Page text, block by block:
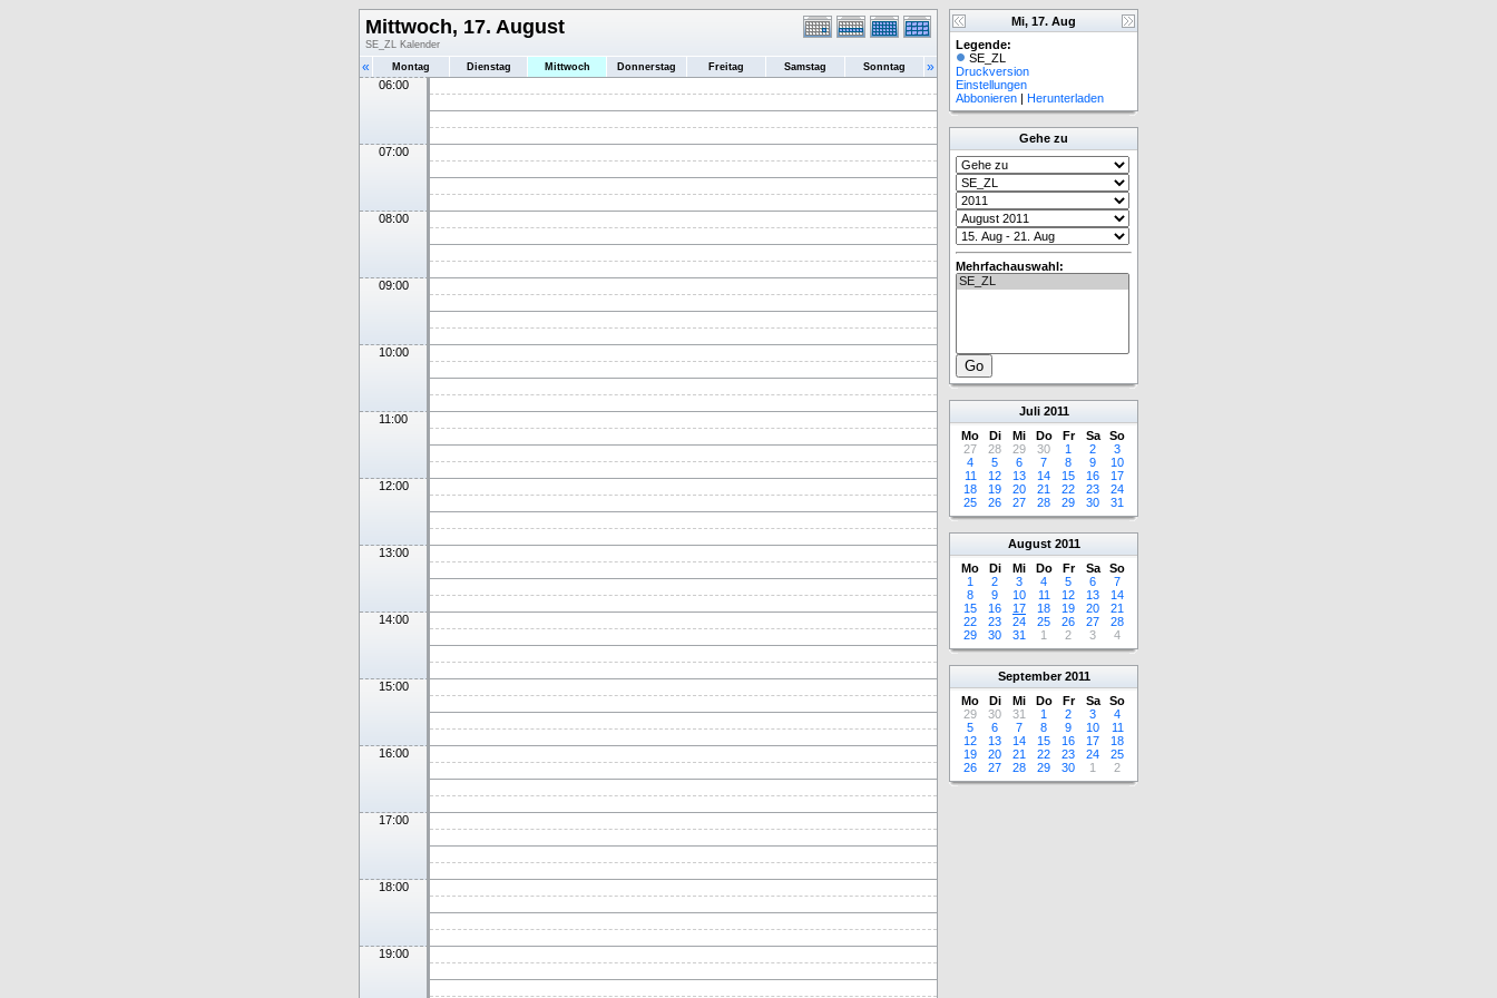
Mittwoch, 17. August
SE_ZL Kalender
« Montag Dienstag Mittwoch Donnerstag Freitag Samstag Sonntag »
06:00
07:00
08:00
09:00
10:00
11:00
12:00
13:00
14:00
15:00
16:00
17:00
18:00
19:00
Mi, 17. Aug
Legende:
SE_ZL
Druckversion
Einstellungen
Abbonieren | Herunterladen
Gehe zu
Mehrfachauswahl:
Juli 2011
Mo
Di Mi Do Fr Sa
So
27
28 29 30 1 2
3
4
5 6 7 8 9
10
11
12 13 14 15 16
17
18
19 20 21 22 23
24
25
26 27 28 29 30 31
August 2011
Mo
Di Mi Do Fr Sa
So
1
2 3 4 5 6
7
8
9 10 11 12 13
14
15
16 17 18 19 20
21
22
23 24 25 26 27
28
29
30 31 1 2 3 4
September 2011
Mo
Di Mi Do Fr Sa
So
29
30 31 1 2 3
4
5
6 7 8 9 10
11
12
13 14 15 16 17
18
19
20 21 22 23 24
25
26
27 28 29 30 1 2